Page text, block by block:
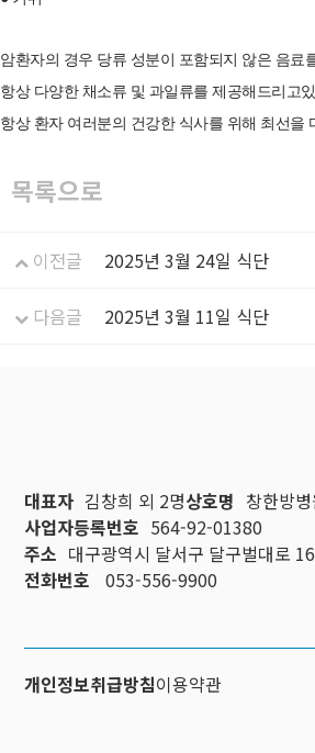
암환자의 경우 당류 성분이 포함되지 않은 음료
항상 다양한 채소류 및 과일류를 제공해드리고
항상 환자 여러분의 건강한 식사를 위해 최선을
목록으로
이전글 2025년 3월 24일 식단
다음글 2025년 3월 11일 식단
대표자 김창희 외 2명상호명 창한방병
사업자등록번호 564-92-01380
주소 대구광역시 달서구 달구벌대로
전화번호
053-556-9900
개인정보취급방침이용약관